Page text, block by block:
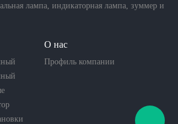
лампа, индикаторная лампа, зуммер и
О нас
Профиль компании